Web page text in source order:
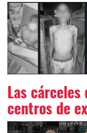
Las cárceles
centros de